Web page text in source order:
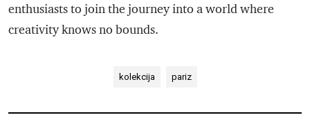
enthusiasts to join the journey into a world where
creativity knows no bounds.
kolekcija pariz